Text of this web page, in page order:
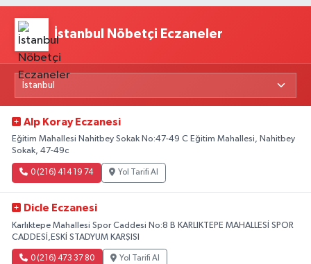
İstanbul Nöbetçi Eczaneler
Alp Koray Eczanesi
Eğitim Mahallesi Nahitbey Sokak No:47-49 C Eğitim Mahallesi, Nahitbey
Sokak, 47-49c
0 (216) 414 19 74 Yol Tarifi Al
Dicle Eczanesi
Karlıktepe Mahallesi Spor Caddesi No:8 B KARLIKTEPE MAHALLESİ SPOR
CADDESİ,ESKİ STADYUM KARŞISI
0 (216) 473 37 80 Yol Tarifi Al